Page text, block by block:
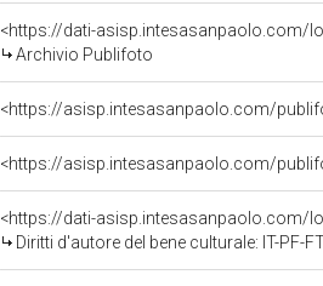
<https://dati-asisp.intesasanpaolo.com/
Archivio Publifoto
<https://asisp.intesasanpaolo.com/
<https://dati-asisp.intesasanpaolo.com/
Diritti d'autore del bene culturale: IT-PF-